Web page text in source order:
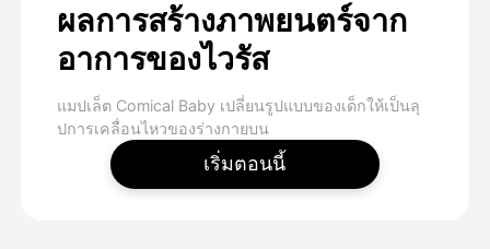
ผลการสร้างภาพยนตร์จาก
อาการของไวรัส
แมปเล็ต Comical Baby เปลี่ยนรูปแบบของเด็กให้เป็นลุ
ปการเคลื่อนไหวของร่างกายบน
เริ่มตอนนี้